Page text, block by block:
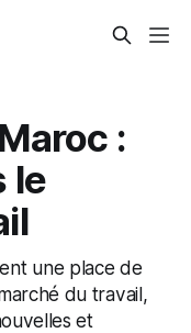
:
le
une place de
du travail,
et